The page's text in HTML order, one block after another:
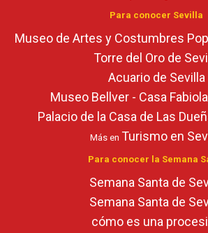
Para conocer Sevilla
Museo de Artes y Costumbres
Torre del Oro de
Acuario de Sevilla
Museo Bellver - Casa
Palacio de la Casa de Las
Más en Turismo en
Para conocer la Semana
Semana Santa de
Semana Santa de
cómo es una